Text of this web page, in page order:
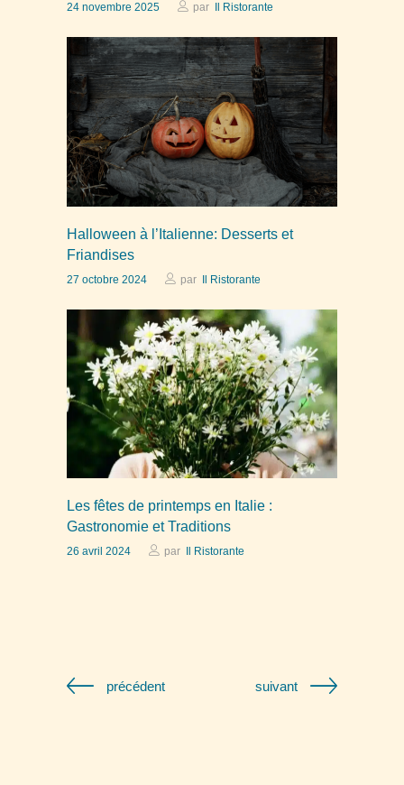
24 novembre 2025 par Il Ristorante
Halloween à l’Italienne: Desserts et
Friandises
27 octobre 2024 par Il Ristorante
Les fêtes de printemps en Italie :
Gastronomie et Traditions
26 avril 2024 par Il Ristorante
précédent suivant